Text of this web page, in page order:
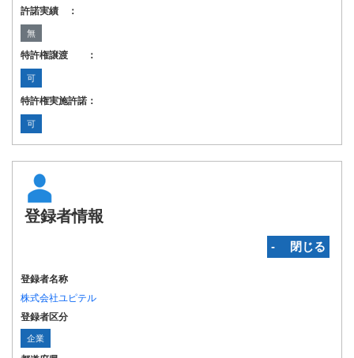
許諾実績 ：
無
特許権譲渡 ：
可
特許権実施許諾：
可
登録者情報
‐ 閉じる
登録者名称
株式会社ユピテル
登録者区分
企業